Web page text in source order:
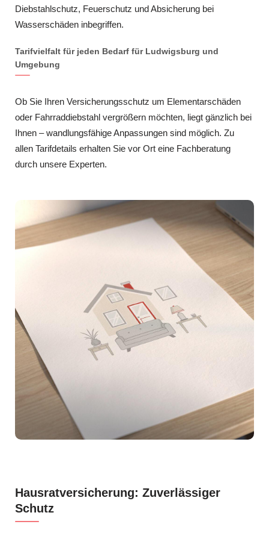
Diebstahlschutz, Feuerschutz und Absicherung bei
Wasserschäden inbegriffen.
Tarifvielfalt für jeden Bedarf für Ludwigsburg und
Umgebung
Ob Sie Ihren Versicherungsschutz um Elementarschäden
oder Fahrraddiebstahl vergrößern möchten, liegt gänzlich bei
Ihnen – wandlungsfähige Anpassungen sind möglich. Zu
allen Tarifdetails erhalten Sie vor Ort eine Fachberatung
durch unsere Experten.
Hausratversicherung: Zuverlässiger
Schutz